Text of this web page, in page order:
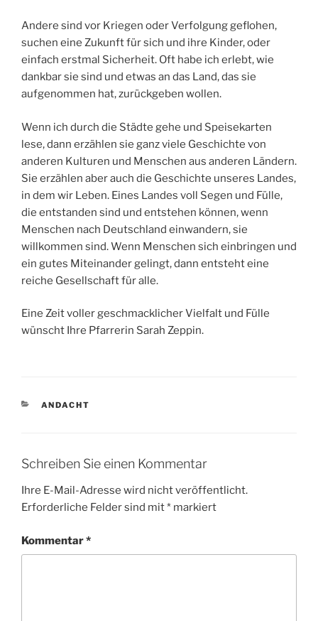
Andere sind vor Kriegen oder Verfolgung geflohen,
suchen eine Zukunft für sich und ihre Kinder, oder
einfach erstmal Sicherheit. Oft habe ich erlebt, wie
dankbar sie sind und etwas an das Land, das sie
aufgenommen hat, zurückgeben wollen.
Wenn ich durch die Städte gehe und Speisekarten
lese, dann erzählen sie ganz viele Geschichte von
anderen Kulturen und Menschen aus anderen Ländern.
Sie erzählen aber auch die Geschichte unseres Landes,
in dem wir Leben. Eines Landes voll Segen und Fülle,
die entstanden sind und entstehen können, wenn
Menschen nach Deutschland einwandern, sie
willkommen sind. Wenn Menschen sich einbringen und
ein gutes Miteinander gelingt, dann entsteht eine
reiche Gesellschaft für alle.
Eine Zeit voller geschmacklicher Vielfalt und Fülle
wünscht Ihre Pfarrerin Sarah Zeppin.
KATEGORIEN
ANDACHT
Schreiben Sie einen Kommentar
Ihre E-Mail-Adresse wird nicht veröffentlicht.
Erforderliche Felder sind mit* markiert
Kommentar*